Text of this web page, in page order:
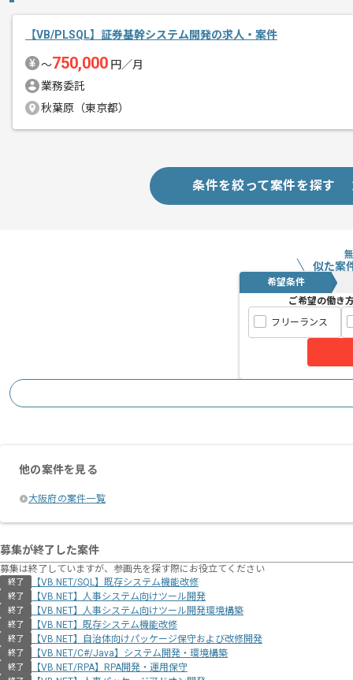
【VB/PLSQL】証券基幹システム開発の求人・案件
〜750,000 円／月
業務委託
秋葉原（東京都）
条件を絞って案件を探す
似た案
希望条件
ご希望の働き
フリーランス
他の案件を見る
大阪府の案件一覧
募集が終了した案件
募集は終了していますが、参画先を探す際にお役立てください
終了 【VB.NET/SQL】既存システム機能改修
終了 【VB.NET】人事システム向けツール開発
終了 【VB.NET】人事システム向けツール開発環境構築
終了 【VB.NET】既存システム機能改修
終了 【VB.NET】自治体向けパッケージ保守および改修開発
終了 【VB.NET/C#/Java】システム開発・環境構築
終了 【VB.NET/RPA】RPA開発・運用保守